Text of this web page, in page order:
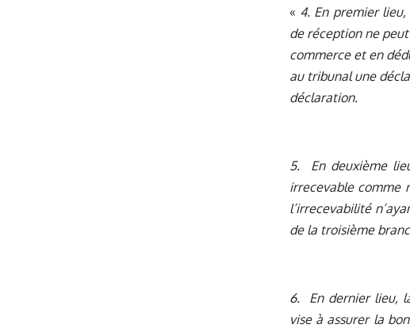
« 4. En premier
de réception ne
commerce et en
au tribunal une
déclaration.
5. En deuxième
irrecevable comme
l’irrecevabilité
de la troisième
6. En dernier lieu,
vise à assurer la